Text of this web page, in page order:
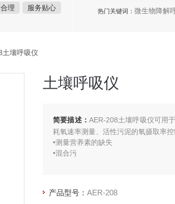
理 服务贴心 热门关键词： 微生物降解呼吸仪，
壤呼吸仪
土壤呼吸仪
简要描述： AER-208土壤呼吸仪可用
耗氧速率测量、活性污泥的氧摄取率
•测量营养素的缺失
•混合污
产品型号： AER-208